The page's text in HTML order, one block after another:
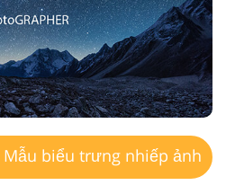
Mẫu biểu trưng nhiếp ảnh